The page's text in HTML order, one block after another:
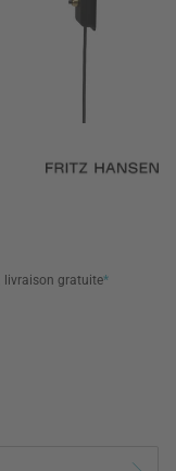
livraison gratuite*